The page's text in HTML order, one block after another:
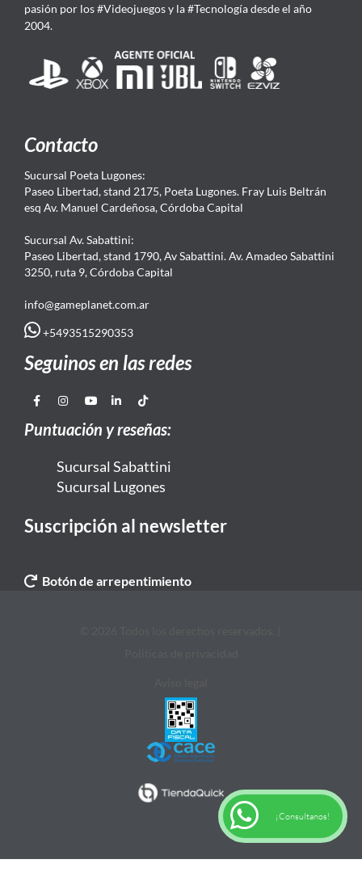
pasión por los #Videojuegos y la #Tecnología desde el año
2004.
Contacto
Sucursal Poeta Lugones:
Paseo Libertad, stand 2175, Poeta Lugones. Fray Luis Beltrán
esq Av. Manuel Cardeñosa, Córdoba Capital
Sucursal Av. Sabattini:
Paseo Libertad, stand 1790, Av Sabattini. Av. Amadeo Sabattini
3250, ruta 9, Córdoba Capital
info@gameplanet.com.ar
+5493515290353
Seguinos en las redes
Puntuación y reseñas:
Sucursal Sabattini
Sucursal Lugones
Suscripción al newsletter
Botón de arrepentimiento
¡Consultanos!